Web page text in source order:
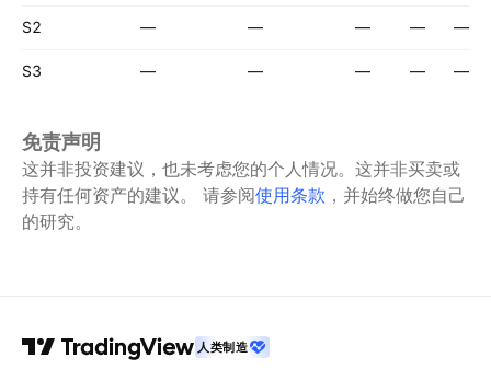
S2 — — — — —
S3 — — — — —
免责声明
这并非投资建议，也未考虑您的个人情况。这并非买卖或
持有任何资产的建议。
请参阅使用条款 ，并始终做您自己
的研究。
人类制造